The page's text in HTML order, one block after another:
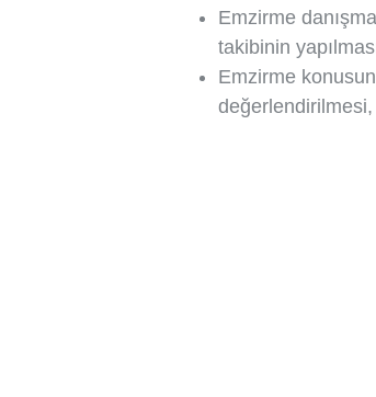
Emzirme
takibinin
Emzirme